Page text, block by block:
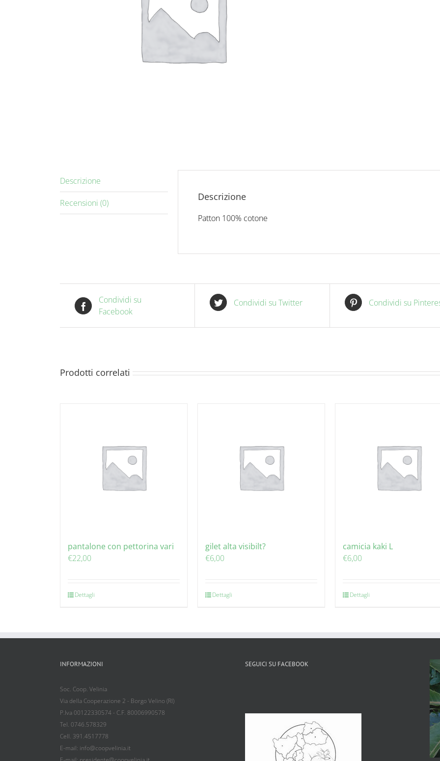
Descrizione
Recensioni (0)
Descrizione
Patton 100% cotone
Condividi su
Facebook
Condividi su Twitter Condividi su
Prodotti correlati
pantalone con pettorina vari
€22,00
Dettagli
gilet alta visibilt?
€6,00
Dettagli
camicia kaki L
€6,00
Dettagli
INFORMAZIONI
Soc. Coop. Velinia
Via della Cooperazione 2 - Borgo Velino (RI)
P.Iva 00122330574 - C.F. 80006990578
Tel. 0746.578329
Cell. 391.4517778
E-mail: info@coopvelinia.it
SEGUICI SU FACEBOOK